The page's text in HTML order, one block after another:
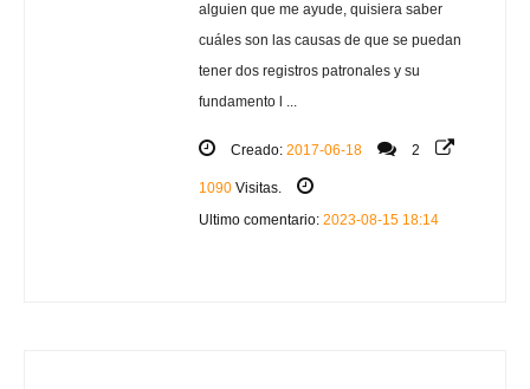
alguien que me ayude, quisiera saber
cuáles son las causas de que se puedan
tener dos registros patronales y su
fundamento l ...
Creado: 2017-06-18 2
1090 Visitas.
Ultimo comentario: 2023-08-15 18:14